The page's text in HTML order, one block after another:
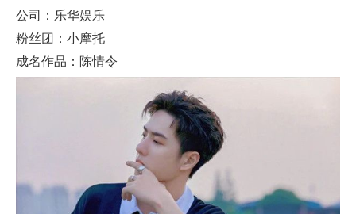
公司：乐华娱乐
粉丝团：小摩托
成名作品：陈情令